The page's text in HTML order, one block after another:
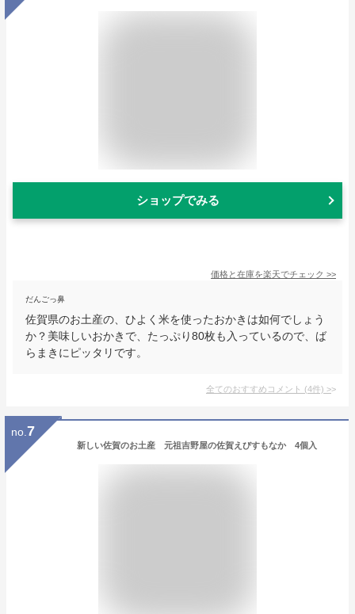
ショップでみる
価格と在庫を楽天でチェック >>
だんごっ鼻
佐賀県のお土産の、ひよく米を使ったおかきは如何でしょう
か？美味しいおかきで、たっぷり80枚も入っているので、ば
らまきにピッタリです。
全てのおすすめコメント (4件) >
no. 7
新しい佐賀のお土産 元祖吉野屋の佐賀えびすもなか 4個入